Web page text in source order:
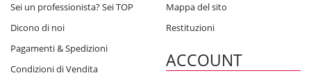
Sei un professionista? Sei TOP
Dicono di noi
Pagamenti & Spedizioni
Condizioni di Vendita
Mappa del sito
Restituzioni
ACCOUNT